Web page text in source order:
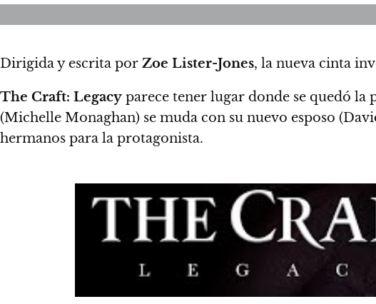
Dirigida y escrita por Zoe Lister-Jones, la nueva cinta
The Craft: Legacy parece tener lugar donde se quedó la
(Michelle Monaghan) se muda con su nuevo esposo
hermanos para la protagonista.